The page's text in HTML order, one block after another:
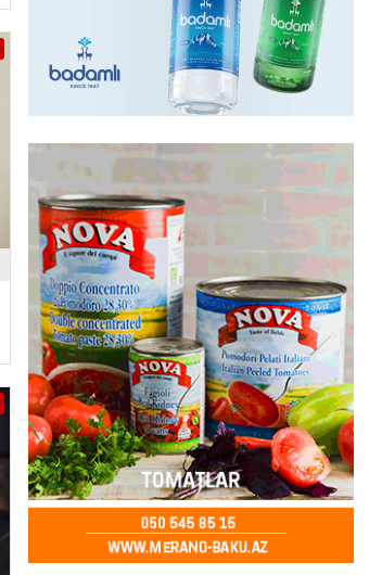
76
ÖZƏL
Azərbaycanda Media və Yayım Şurası
- 13:00 78
GÜNDƏM
Aytən Abdullayevaya yüksək vəzifə
verildi
07.08.2026- 12:45 97
GÜNDƏM
Paşinyan İssık-Kul gölündən gəzinti
videosunu paylaşıb
07.08.2026- 12:30 72
HADISƏ
Sabunçu rayonunda 70 min manat
dəyərində elektrik naqilləri oğurlayan
şəxs saxlanılıb